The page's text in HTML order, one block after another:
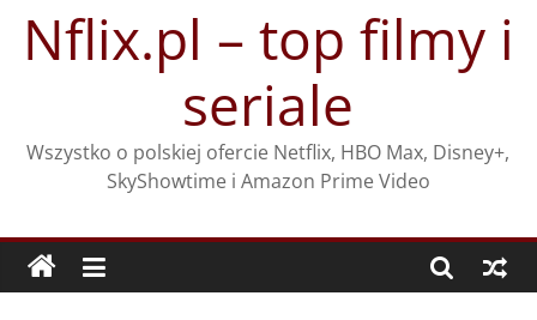
treściNflix.pl – top filmy i
seriale
Wszystko o polskiej ofercie Netflix, HBO Max, Disney+,
SkyShowtime i Amazon Prime Video